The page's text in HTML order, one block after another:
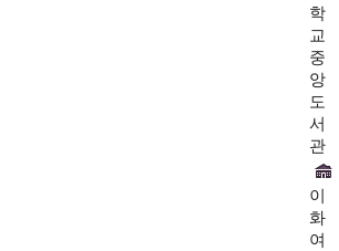
학
교
중
앙
도
서
관
이
화
여